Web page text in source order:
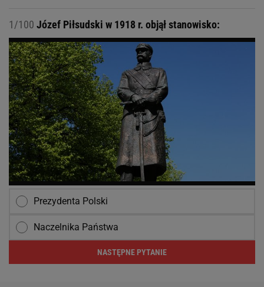
1/100 Józef Piłsudski w 1918 r. objął stanowisko:
Prezydenta Polski
Naczelnika Państwa
NASTĘPNE PYTANIE